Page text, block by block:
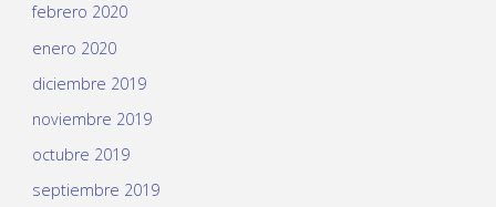
febrero 2020
enero 2020
diciembre 2019
noviembre 2019
octubre 2019
septiembre 2019